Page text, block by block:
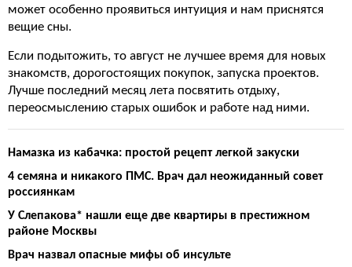
может особенно проявиться интуиция и нам приснятся
вещие сны.
Если подытожить, то август не лучшее время для новых
знакомств, дорогостоящих покупок, запуска проектов.
Лучше последний месяц лета посвятить отдыху,
переосмыслению старых ошибок и работе над ними.
Намазка из кабачка: простой рецепт легкой закуски
4 семянa и никакого ПМС. Врач дал неожиданный совет
россиянкам
У Слепакова* нашли еще две квартиры в престижном
районе Москвы
Врач назвал опасные мифы об инсульте